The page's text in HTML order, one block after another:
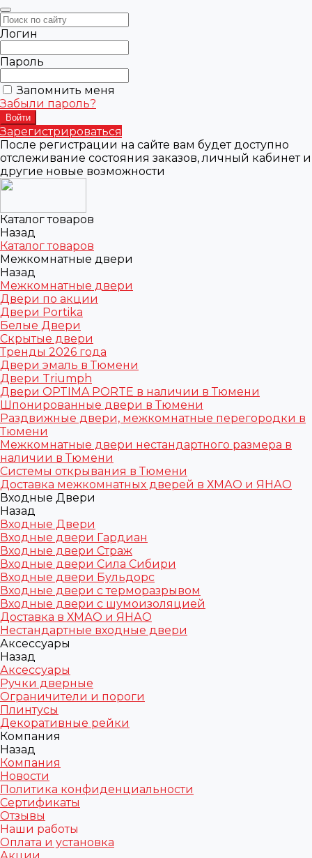
Логин
Пароль
Запомнить меня
Забыли пароль?
Зарегистрироваться
После регистрации на сайте вам будет доступно
отслеживание состояния заказов, личный кабинет и
другие новые возможности
Каталог товаров
Назад
Каталог товаров
Межкомнатные двери
Назад
Межкомнатные двери
Двери по акции
Двери Portika
Белые Двери
Скрытые двери
Тренды 2026 года
Двери эмаль в Тюмени
Двери Triumph
Двери OPTIMA PORTE в наличии в Тюмени
Шпонированные двери в Тюмени
Раздвижные двери, межкомнатные перегородки в
Тюмени
Межкомнатные двери нестандартного размера в
наличии в Тюмени
Системы открывания в Тюмени
Доставка межкомнатных дверей в ХМАО и ЯНАО
Входные Двери
Назад
Входные Двери
Входные двери Гардиан
Входные двери Страж
Входные двери Сила Сибири
Входные двери Бульдорс
Входные двери с терморазрывом
Входные двери с шумоизоляцией
Доставка в ХМАО и ЯНАО
Нестандартные входные двери
Аксессуары
Назад
Аксессуары
Ручки дверные
Ограничители и пороги
Плинтусы
Декоративные рейки
Компания
Назад
Компания
Новости
Политика конфиденциальности
Сертификаты
Отзывы
Наши работы
Оплата и установка